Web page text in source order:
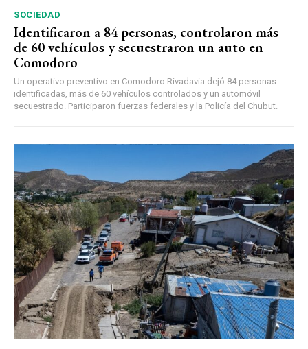
SOCIEDAD
Identificaron a 84 personas, controlaron más
de 60 vehículos y secuestraron un auto en
Comodoro
Un operativo preventivo en Comodoro Rivadavia dejó 84 personas
identificadas, más de 60 vehículos controlados y un automóvil
secuestrado. Participaron fuerzas federales y la Policía del Chubut.